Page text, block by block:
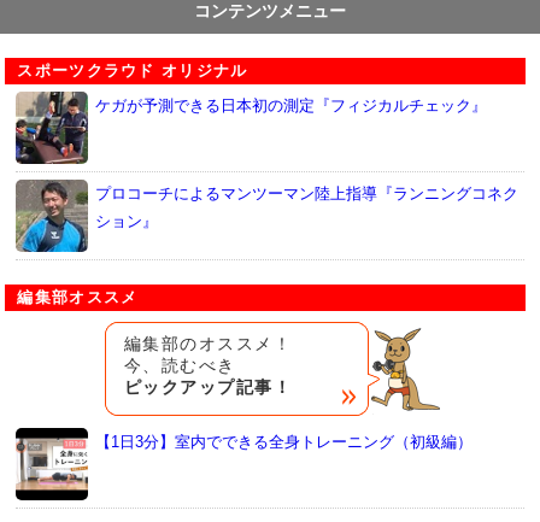
コンテンツメニュー
スポーツクラウド オリジナル
ケガが予測できる日本初の測定『フィジカルチェック』
プロコーチによるマンツーマン陸上指導『ランニングコネク
ション』
編集部オススメ
編集部のオススメ！
今、読むべき
ピックアップ記事！
【1日3分】室内でできる全身トレーニング（初級編）